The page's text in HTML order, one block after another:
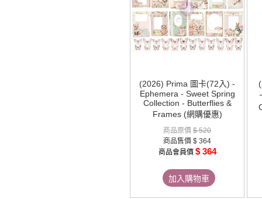
(2026) Prima 圖卡(72入) -
Ephemera - Sweet Spring
Collection - Butterflies &
Frames (網購優惠)
商品原價 $ 520
商品售價 $ 364
商品會員價 $ 364
加入購物車